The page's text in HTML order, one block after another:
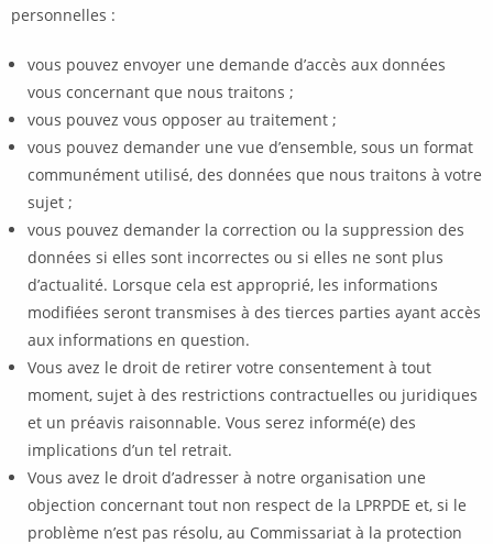
personnelles :
vous pouvez envoyer une demande d’accès aux données
vous concernant que nous traitons ;
vous pouvez vous opposer au traitement ;
vous pouvez demander une vue d’ensemble, sous un format
communément utilisé, des données que nous traitons à votre
sujet ;
vous pouvez demander la correction ou la suppression des
données si elles sont incorrectes ou si elles ne sont plus
d’actualité. Lorsque cela est approprié, les informations
modifiées seront transmises à des tierces parties ayant accès
aux informations en question.
Vous avez le droit de retirer votre consentement à tout
moment, sujet à des restrictions contractuelles ou juridiques
et un préavis raisonnable. Vous serez informé(e) des
implications d’un tel retrait.
Vous avez le droit d’adresser à notre organisation une
objection concernant tout non respect de la LPRPDE et, si le
problème n’est pas résolu, au Commissariat à la protection